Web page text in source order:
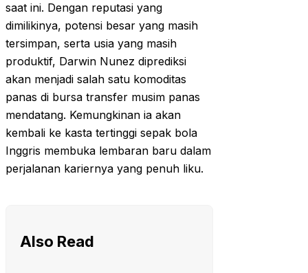
saat ini. Dengan reputasi yang
dimilikinya, potensi besar yang masih
tersimpan, serta usia yang masih
produktif, Darwin Nunez diprediksi
akan menjadi salah satu komoditas
panas di bursa transfer musim panas
mendatang. Kemungkinan ia akan
kembali ke kasta tertinggi sepak bola
Inggris membuka lembaran baru dalam
perjalanan kariernya yang penuh liku.
Also Read